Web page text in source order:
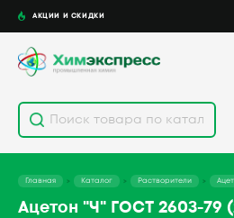
АКЦИИ И СКИДКИ
Главная Каталог Растворители
Ацетон "Ч" ГОСТ 2603-79